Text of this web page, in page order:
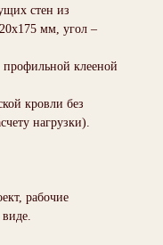
стен из
мм, угол –
клееной
кровли без
нагрузки).
рабочие